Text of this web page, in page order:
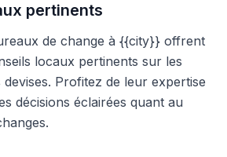
pertinents
de change à {{city}} offrent
locaux pertinents sur les
Profitez de leur expertise
décisions éclairées quant au